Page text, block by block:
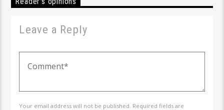
Leave a Reply
Your email address will not be published. Required fields are